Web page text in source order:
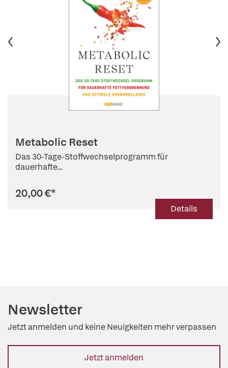
Metabolic Reset
Das 30-Tage-Stoffwechselprogramm für
dauerhafte...
20,00 €*
Details
Newsletter
Jetzt anmelden und keine Neuigkeiten mehr verpassen
Jetzt anmelden